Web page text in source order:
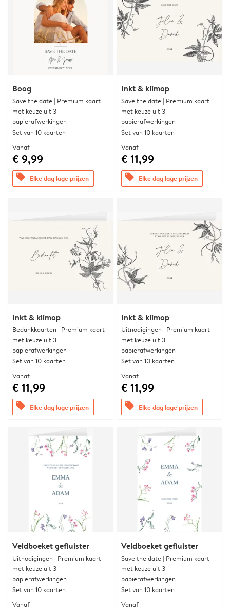
Boog
Save the date | Premium kaart
met keuze uit 3
papierafwerkingen
Set van 10 kaarten
Vanaf
€ 9,99
offers Elke dag lage prijzen
Inkt & klimop
Save the date | Premium kaart
met keuze uit 3
papierafwerkingen
Set van 10 kaarten
Vanaf
€ 11,99
offers Elke dag lage prijzen
Inkt & klimop
Bedankkaarten | Premium kaart
met keuze uit 3
papierafwerkingen
Set van 10 kaarten
Vanaf
€ 11,99
offers Elke dag lage prijzen
Inkt & klimop
Uitnodigingen | Premium kaart
met keuze uit 3
papierafwerkingen
Set van 10 kaarten
Vanaf
€ 11,99
offers Elke dag lage prijzen
Veldboeket gefluister
Uitnodigingen | Premium kaart
met keuze uit 3
papierafwerkingen
Set van 10 kaarten
Vanaf
Veldboeket gefluister
Save the date | Premium kaart
met keuze uit 3
papierafwerkingen
Set van 10 kaarten
Vanaf